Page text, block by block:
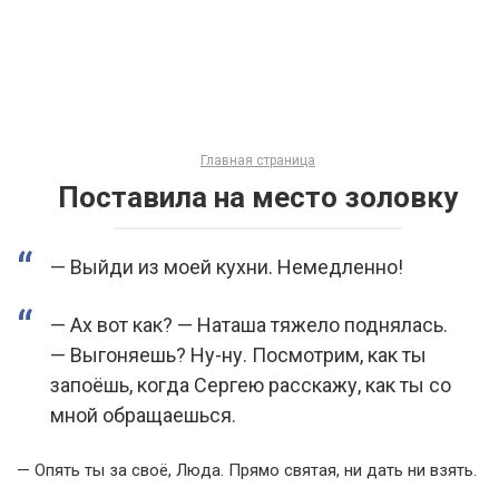
Главная страница
Поставила на место золовку
— Выйди из моей кухни. Немедленно!
— Ах вот как? — Наташа тяжело поднялась.
— Выгоняешь? Ну-ну. Посмотрим, как ты
запоёшь, когда Сергею расскажу, как ты со
мной обращаешься.
— Опять ты за своё, Люда. Прямо святая, ни дать ни взять.